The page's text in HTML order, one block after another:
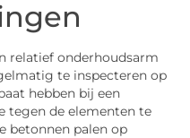
relatief onderhoudsarm
te inspecteren op
hebben bij een
tegen de elementen te
betonnen palen op